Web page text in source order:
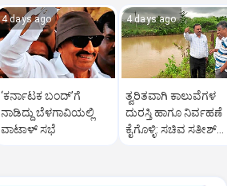
4 days ago
‘ಕರ್ನಾಟಕ ಬಂದ್‌’ಗೆ
ನಾಡಿದ್ದು ಬೆಳಗಾವಿಯಲ್ಲಿ
ವಾಟಾಳ್ ಸಭೆ
4 days ago
ತ್ವರಿತವಾಗಿ ಕಾಲುವೆಗಳ
ದುರಸ್ತಿ ಹಾಗೂ ನಿರ್ವಹಣೆ
ಕೈಗೊಳ್ಳಿ: ಸಚಿವ ಸತೀಶ್‌